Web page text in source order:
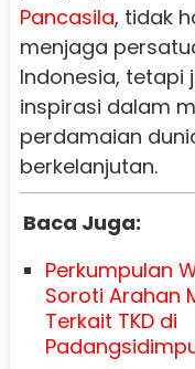
Pancasila, tidak
menjaga
Indonesia, tetapi
inspirasi dalam
perdamaian
berkelanjutan.
Baca Juga:
Perkumpulan
Soroti Arahan
Terkait TKD di